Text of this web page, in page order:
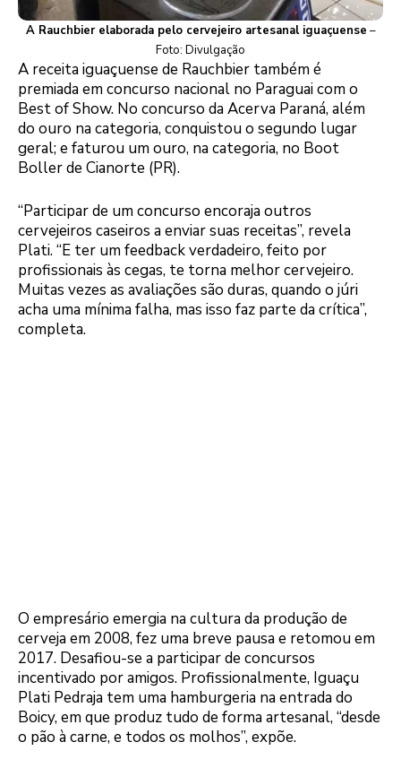
A Rauchbier elaborada pelo cervejeiro artesanal iguaçuense –
Foto: Divulgação
A receita iguaçuense de Rauchbier também é
premiada em concurso nacional no Paraguai com o
Best of Show. No concurso da Acerva Paraná, além
do ouro na categoria, conquistou o segundo lugar
geral; e faturou um ouro, na categoria, no Boot
Boller de Cianorte (PR).
“Participar de um concurso encoraja outros
cervejeiros caseiros a enviar suas receitas”, revela
Plati. “E ter um feedback verdadeiro, feito por
profissionais às cegas, te torna melhor cervejeiro.
Muitas vezes as avaliações são duras, quando o júri
acha uma mínima falha, mas isso faz parte da crítica”,
completa.
O empresário emergia na cultura da produção de
cerveja em 2008, fez uma breve pausa e retomou em
2017. Desafiou-se a participar de concursos
incentivado por amigos. Profissionalmente, Iguaçu
Plati Pedraja tem uma hamburgeria na entrada do
Boicy, em que produz tudo de forma artesanal, “desde
o pão à carne, e todos os molhos”, expõe.